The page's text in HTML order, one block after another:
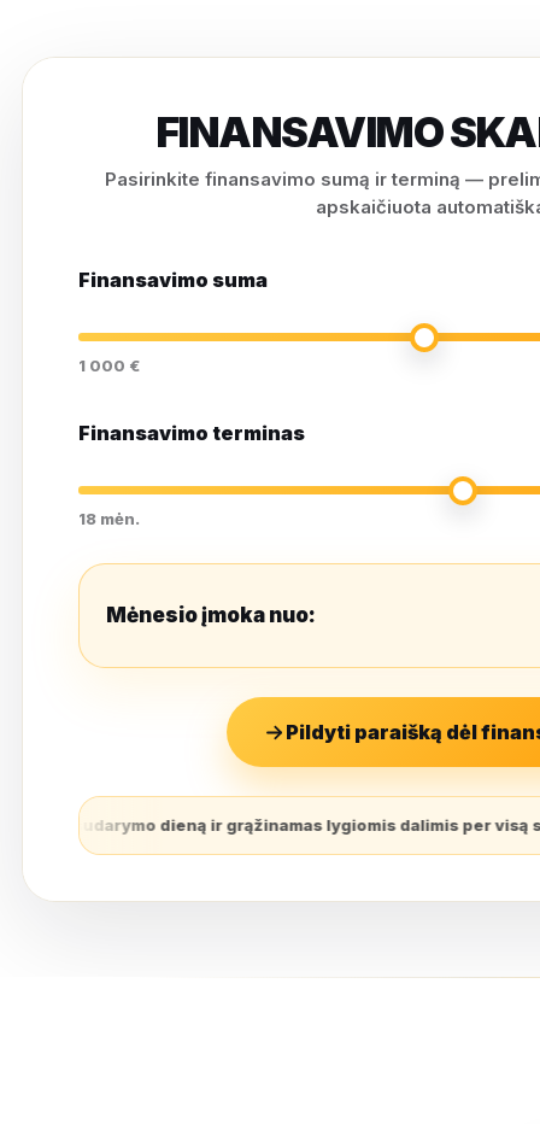
FINANSAVIMO
Pasirinkite finansavimo sumą ir terminą —
apskaičiuota
Finansavimo suma
1 000 €
Finansavimo terminas
18 mėn.
Mėnesio įmoka nuo:
Pildyti paraišką dėl
lygiomis dalimis per visą sutarties galiojimo laikotarpį),